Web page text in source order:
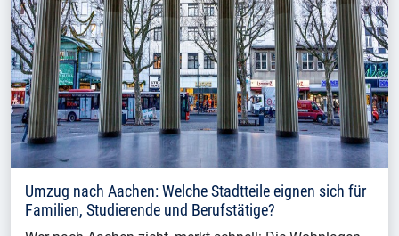
Umzug nach Aachen: Welche Stadtteile eignen sich für
Familien, Studierende und Berufstätige?